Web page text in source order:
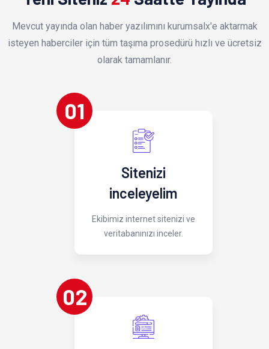
Mevcut yayında olan haber yazılımını kurumsalx'e aktarmak
isteyen haberciler için tüm taşıma prosedürü hızlı ve ücretsiz
olarak tamamlanır.
01
Sitenizi
inceleyelim
Ekibimiz internet sitenizi ve
veritabanınızı inceler.
02